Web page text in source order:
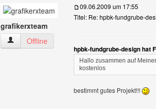
grafikerxteam
grafikerxteam Benutzer-Profile anzeigen
Offline
09.06.2009 um 17:55
Titel: Re: hpbk-fundgrube-
hpbk-fundgrube-design hat
Hallo zusammen auf
kostenlos
bestimmt gutes Projekt!!!